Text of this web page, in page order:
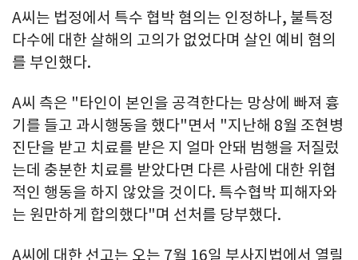
A씨는 법정에서 특수 협박 혐의는 인정하나, 불특정
다수에 대한 살해의 고의가 없었다며 살인 예비 혐의
를 부인했다.
A씨 측은 "타인이 본인을 공격한다는 망상에 빠져 흉
기를 들고 과시행동을 했다"면서 "지난해 8월 조현병
진단을 받고 치료를 받은 지 얼마 안돼 범행을 저질렀
는데 충분한 치료를 받았다면 다른 사람에 대한 위협
적인 행동을 하지 않았을 것이다. 특수협박 피해자와
는 원만하게 합의했다"며 선처를 당부했다.
A씨에 대한 선고는 오는 7월 16일 부사지법에서 열릴